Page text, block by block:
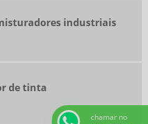
industriais
de tinta
chamar no